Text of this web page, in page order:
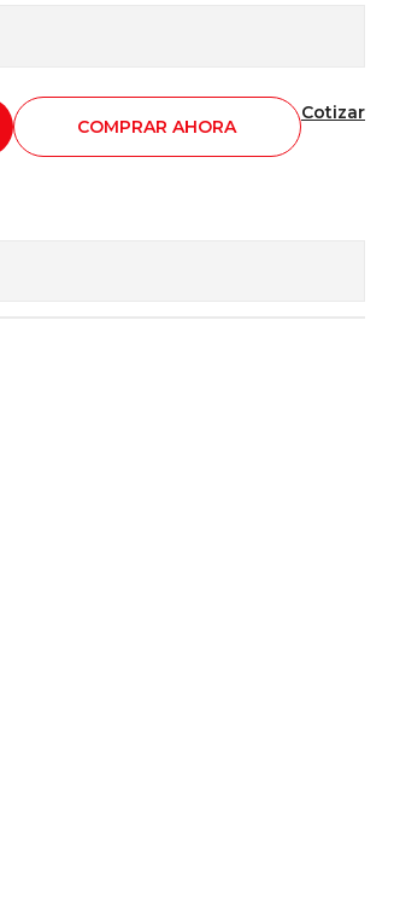
COMPRAR AHORA
Cotizar